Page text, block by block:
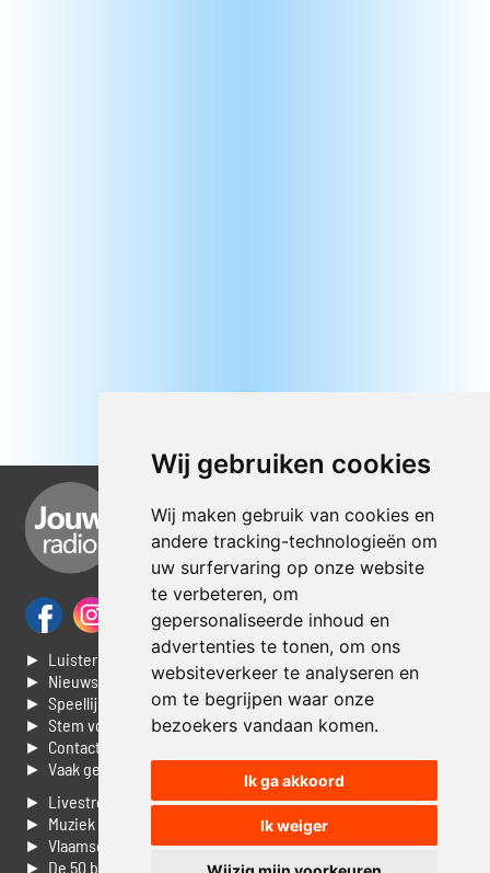
Wij gebruiken cookies
Wij maken gebruik van cookies en
andere tracking-technologieën om
uw surfervaring op onze website
te verbeteren, om
gepersonaliseerde inhoud en
advertenties te tonen, om ons
websiteverkeer te analyseren en
om te begrijpen waar onze
bezoekers vandaan komen.
Ik ga akkoord
Ik weiger
► Luisteren naar Jouwradio
► Nieuws
► Speellijst
► Stem voor de Dag top 3
► Contacteer ons
► Vaak gestelde vragen
► Livestream informatie
► Muziek opzoeken
► Vlaamse 100 Aller tijden
► De 50 beste van...